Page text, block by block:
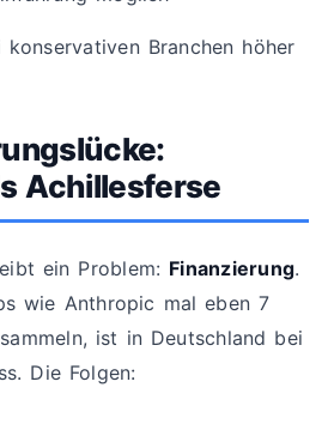
Branchen höher
Achillesferse
ein Problem: Finanzierung.
wie Anthropic mal eben 7
ist in Deutschland bei
Die Folgen: